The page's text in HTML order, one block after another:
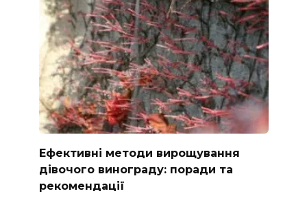
Ефективні методи вирощування
дівочого винограду: поради та
рекомендації